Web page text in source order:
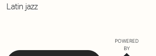
Latin jazz
POWERED
BY